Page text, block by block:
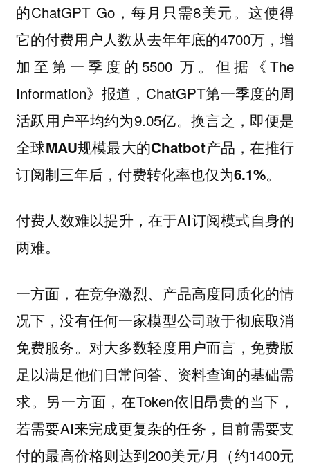
的ChatGPT Go，每月只需8美元。这使得
它的付费用户人数从去年年底的4700万，增
加至第一季度的5500 万。但据《The
Information》报道，ChatGPT第一季度的周
活跃用户平均约为9.05亿。 换言之，即便是
全球MAU规模最大的Chatbot产品，在推行
订阅制三年后，付费转化率也仅为6.1%。
付费人数难以提升，在于AI订阅模式自身的
两难。
一方面，在竞争激烈、产品高度同质化的情
况下，没有任何一家模型公司敢于彻底取消
免费服务。对大多数轻度用户而言，免费版
足以满足他们日常问答、资料查询的基础需
求。另一方面，在Token依旧昂贵的当下，
若需要AI来完成更复杂的任务，目前需要支
付的最高价格则达到200美元/月（约1400元